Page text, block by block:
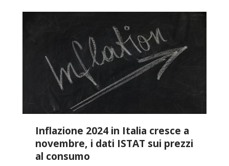
Inflazione 2024 in Italia cresce a
novembre, i dati ISTAT sui prezzi
al consumo